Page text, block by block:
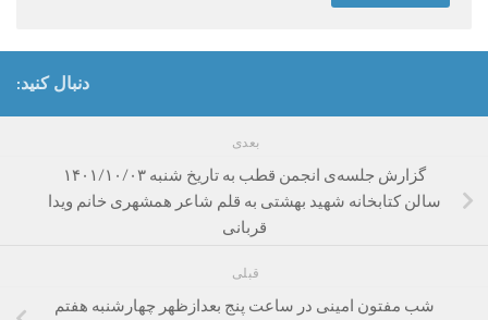
دنبال کنید:
بعدی
گزارش جلسه‌ی انجمن قطب به تاریخ شنبه ۱۴۰۱/۱۰/۰۳
سالن کتابخانه شهید بهشتی به قلم شاعر همشهری خانم ویدا
قربانی
قبلی
شب مفتون امینی در ساعت پنج بعدازظهر چهارشنبه هفتم